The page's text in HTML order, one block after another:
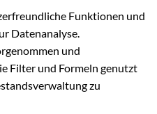
Funktionen und
Datenanalyse.
und
Filter und Formeln genutzt
zu